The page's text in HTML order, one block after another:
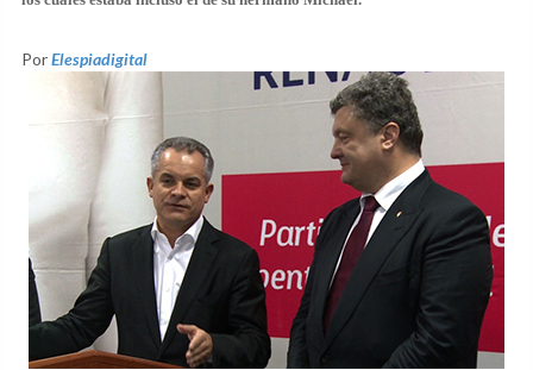
PorElespiadigital